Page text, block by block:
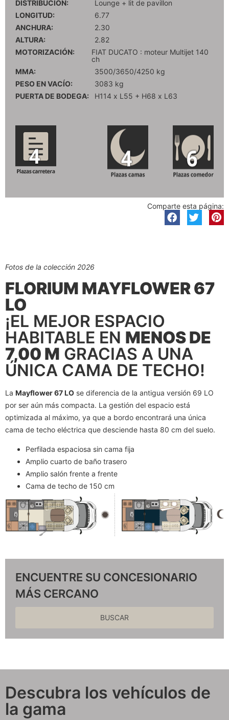
DISTRIBUCIÓN:
Lounge + lit de pavillon
LONGITUD:
6.77
ANCHURA:
2.30
ALTURA:
2.82
MOTORIZACIÓN:
FIAT DUCATO : moteur Multijet 140
ch
MMA:
3500/3650/4250 kg
PESO EN VACÍO:
3083 kg
PUERTA DE BODEGA:
H114 x L55 + H68 x L63
Comparte esta página:
Fotos de la colección 2026
FLORIUM MAYFLOWER 67
LO
¡EL MEJOR ESPACIO
HABITABLE EN MENOS DE
7,00 M GRACIAS A UNA
ÚNICA CAMA DE TECHO!
La Mayflower 67 LO se diferencia de la antigua versión 69 LO
por ser aún más compacta. La gestión del espacio está
optimizada al máximo, ya que a bordo encontrará una única
cama de techo eléctrica que desciende hasta 80 cm del suelo.
Perfilada espaciosa sin cama fija
Amplio cuarto de baño trasero
Amplio salón frente a frente
Cama de techo de 150 cm
ENCUENTRE SU CONCESIONARIO
MÁS CERCANO
BUSCAR
Descubra los vehículos de
la gama